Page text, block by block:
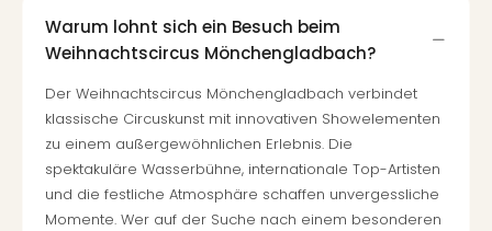
Warum lohnt sich ein Besuch beim
Weihnachtscircus Mönchengladbach?
Der Weihnachtscircus Mönchengladbach verbindet
klassische Circuskunst mit innovativen Showelementen
zu einem außergewöhnlichen Erlebnis. Die
spektakuläre Wasserbühne, internationale Top-Artisten
und die festliche Atmosphäre schaffen unvergessliche
Momente. Wer auf der Suche nach einem besonderen